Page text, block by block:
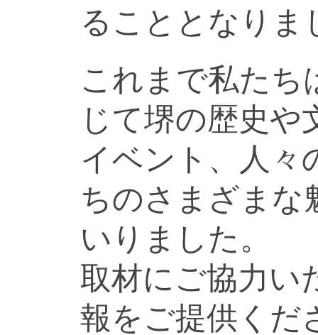
ることとなりま
これまで私たち
じて堺の歴史や
イベント、人々
ちのさまざまな
いりました。
取材にご協力い
報をご提供くだ